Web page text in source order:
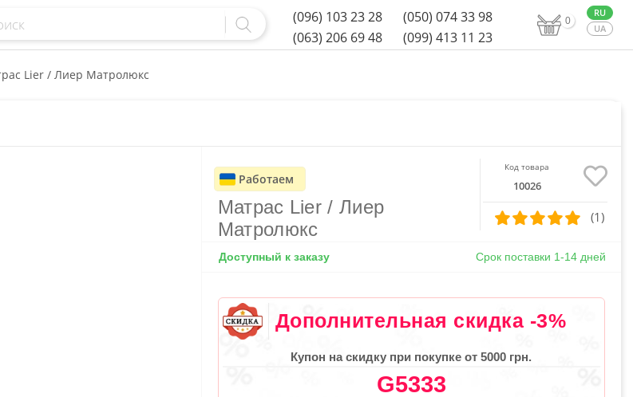
(096) 103 23 28
(050) 074 33 98
(063) 206 69 48
(099) 413 11 23
0
Lier / Лиер Матролюкс
Работаем
Матрас Lier / Лиер
Матролюкс
Код товара
10026
(1)
Доступный к заказу Срок поставки 1-14 дней
Дополнительная скидка -3%
Купон на скидку при покупке от 5000 грн.
G5333